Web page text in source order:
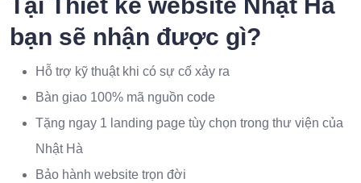
Tại Thiết kế website Nhật Hà
bạn sẽ nhận được gì?
Hỗ trợ kỹ thuật khi có sự cố xảy ra
Bàn giao 100% mã nguồn code
Tặng ngay 1 landing page tùy chọn trong thư viện của
Nhật Hà
Bảo hành website trọn đời